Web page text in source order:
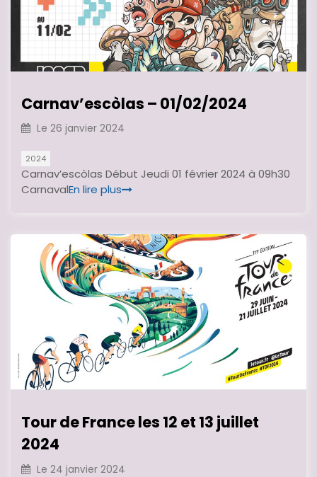
Carnav’escòlas – 01/02/2024
Le 26 janvier 2024
2024
Carnav’escòlas Début Jeudi 01 février 2024 à 09h30
CarnavalEn lire plus
Tour de France les 12 et 13 juillet
2024
Le 24 janvier 2024